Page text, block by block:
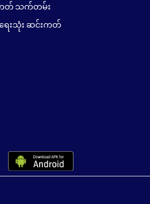
တ် သက်တမ်း
ရေးသုံး ဆင်းကတ်